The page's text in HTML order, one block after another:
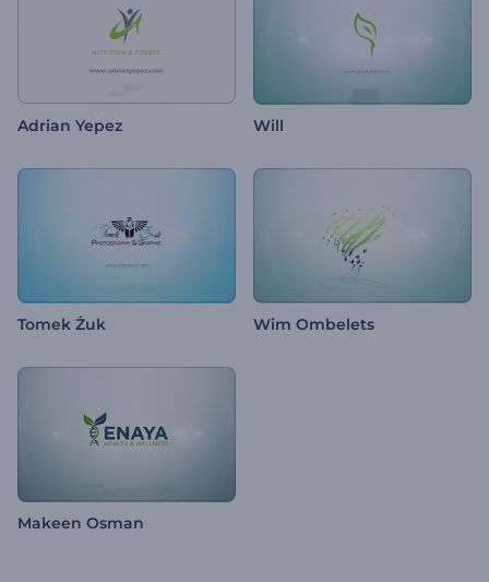
Adrian Yepez Will
Tomek Żuk Wim Ombelets
Makeen Osman